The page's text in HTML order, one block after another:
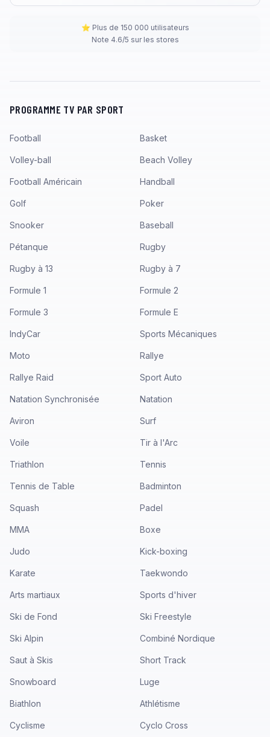
⭐ Plus de 150 000 utilisateurs
Note 4.6/5 sur les stores
PROGRAMME TV PAR SPORT
Football Basket
Volley-ball Beach Volley
Football Américain Handball
Golf Poker
Snooker Baseball
Pétanque Rugby
Rugby à 13 Rugby à 7
Formule 1 Formule 2
Formule 3 Formule E
IndyCar Sports Mécaniques
Moto Rallye
Rallye Raid Sport Auto
Natation Synchronisée Natation
Aviron Surf
Voile Tir à l'Arc
Triathlon Tennis
Tennis de Table Badminton
Squash Padel
MMA Boxe
Judo Kick-boxing
Karate Taekwondo
Arts martiaux Sports d'hiver
Ski de Fond Ski Freestyle
Ski Alpin Combiné Nordique
Saut à Skis Short Track
Snowboard Luge
Biathlon Athlétisme
Cyclisme Cyclo Cross